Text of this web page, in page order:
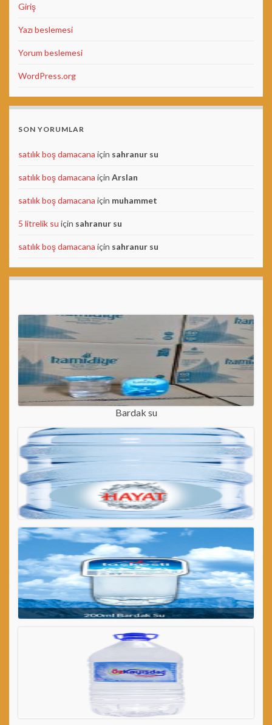
Giriş
Yazı beslemesi
Yorum beslemesi
WordPress.org
SON YORUMLAR
satılık boş damacana için sahranur su
satılık boş damacana için Arslan
satılık boş damacana için muhammet
5 litrelik su için sahranur su
satılık boş damacana için sahranur su
Bardak su